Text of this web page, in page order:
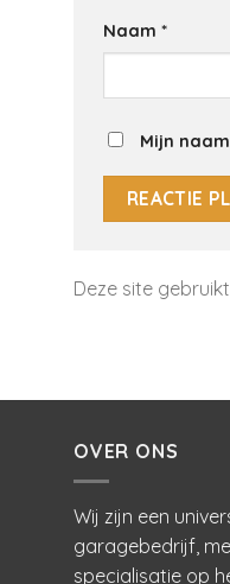
Naam *
Mijn
Deze site
OVER ONS
Wij zijn een
garagebedrijf,
specialisatie op